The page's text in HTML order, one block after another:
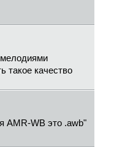
такое качество
AMR-WB это .awb"